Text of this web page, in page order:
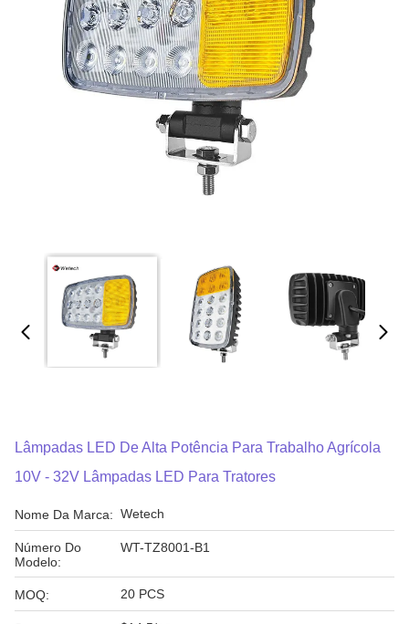
Lâmpadas LED De Alta Potência Para Trabalho Agrícola
10V - 32V Lâmpadas LED Para Tratores
Nome Da Marca: Wetech
Número Do
Modelo:
WT-TZ8001-B1
MOQ: 20 PCS